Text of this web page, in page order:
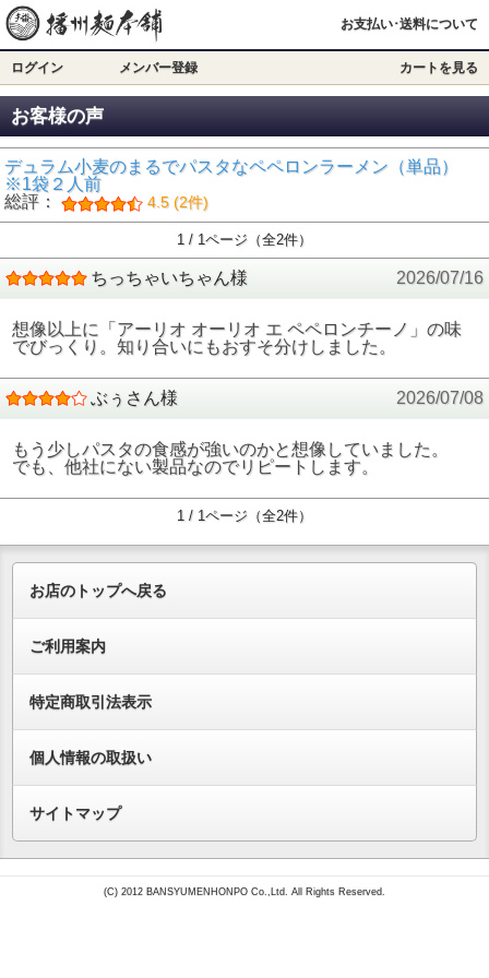
お支払い･送料について
ログイン メンバー登録 カートを見る
お客様の声
デュラム小麦のまるでパスタなペペロンラーメン（単品）
※1袋２人前
総評：
4.5 (2件)
1 / 1ページ（全2件）
ちっちゃいちゃん様 2026/07/16
想像以上に「アーリオ オーリオ エ ペペロンチーノ」の味
でびっくり。知り合いにもおすそ分けしました。
ぶぅさん様 2026/07/08
もう少しパスタの食感が強いのかと想像していました。
でも、他社にない製品なのでリピートします。
1 / 1ページ（全2件）
お店のトップへ戻る
ご利用案内
特定商取引法表示
個人情報の取扱い
サイトマップ
(C) 2012 BANSYUMENHONPO Co.,Ltd. All Rights Reserved.